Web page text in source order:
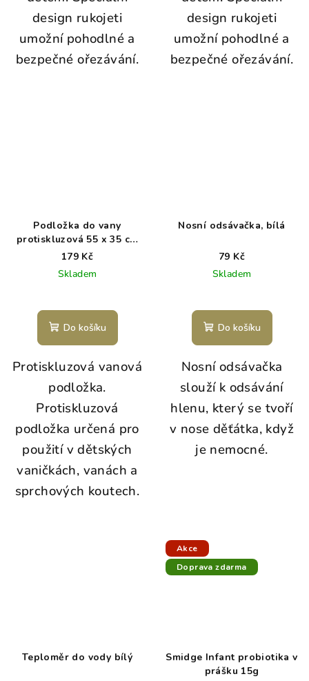
design rukojeti
umožní pohodlné a
bezpečné ořezávání.
design rukojeti
umožní pohodlné a
bezpečné ořezávání.
Podložka do vany
protiskluzová 55 x 35 cm
růžová
179 Kč
Skladem
Do košíku
Protiskluzová vanová
podložka.
Protiskluzová
podložka určená pro
použití v dětských
vaničkách, vanách a
sprchových koutech.
Nosní odsávačka, bílá
79 Kč
Skladem
Do košíku
Nosní odsávačka
slouží k odsávání
hlenu, který se tvoří
v nose děťátka, když
je nemocné.
Teploměr do vody bílý
Akce
Doprava zdarma
Smidge Infant probiotika v
prášku 15g